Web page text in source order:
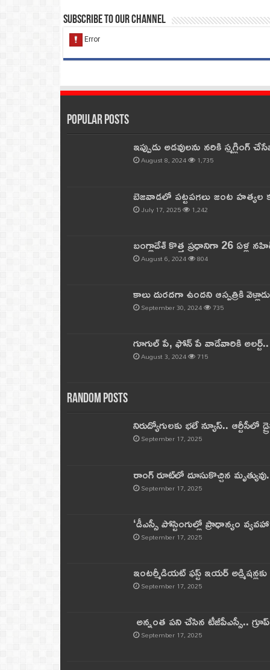
Subscribe to our Channel
Popular Posts
ఇప్పుడు అడవులను నరికి
August 8, 2024 1,735
బెజవాడలో పట్టపగలు జంట
July 17, 2025 1,242
బంగ్లాదేశ్ కొత్త ప్రధానిగా 26 ఏళ్ల
August 6, 2024 804
కాలు దురదగా ఉందని ఆస్పత్రికి
September 30, 2024 735
గూగుల్ పే, ఫోన్ పే వాడేవారికి
August 3, 2024 715
Random Posts
నిరుద్యోగులకు భలే న్యూస్.. ఆర్టీసీలో
September 17, 2025
రాంగ్ రూట్‌లో దూసుకొచ్చిన
September 17, 2025
‘డీఎస్సీ పోస్టింగుల్లో ప్రాధాన్యం
September 17, 2025
ఇంటర్మీడియట్ ఫస్ట్‌ ఇయర్‌
September 17, 2025
అన్నంత పని చేసిన టీజీపీఎస్సీ..
September 17, 2025